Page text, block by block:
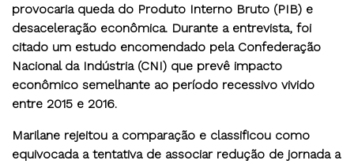
provocaria queda do Produto Interno Bruto (PIB) e
desaceleração econômica. Durante a entrevista, foi
citado um estudo encomendado pela Confederação
Nacional da Indústria (CNI) que prevê impacto
econômico semelhante ao período recessivo vivido
entre 2015 e 2016.
Marilane rejeitou a comparação e classificou como
equivocada a tentativa de associar redução de jornada a